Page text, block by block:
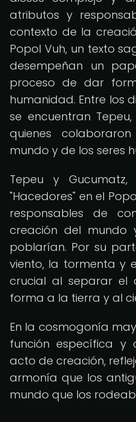
atributos y
contexto de la
Popol Vuh, un texto
desempeñan un
proceso de dar
humanidad. Entre los
se encuentran
quienes
mundo y de los seres
Tepeu y
"Hacedores" en el
responsables de
creación del mundo
poblarían. Por su
viento, la tormenta y
crucial al separar el
forma a la tierra y al
En la cosmogonía
función específica y
acto de creación,
armonía que los
mundo que los